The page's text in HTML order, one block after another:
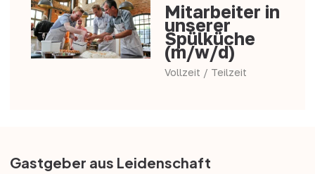
Mitarbeiter in
unserer
Spülküche
(m/w/d)
Vollzeit / Teilzeit
Gastgeber aus Leidenschaft